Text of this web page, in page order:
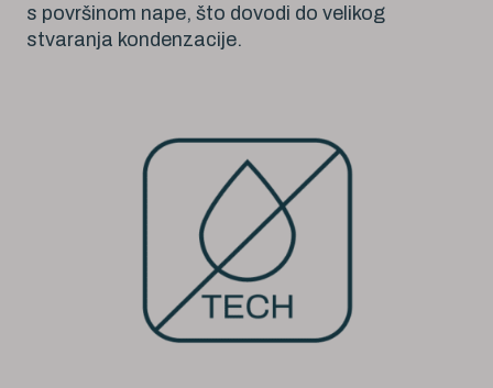
s površinom nape, što dovodi do velikog
stvaranja kondenzacije.